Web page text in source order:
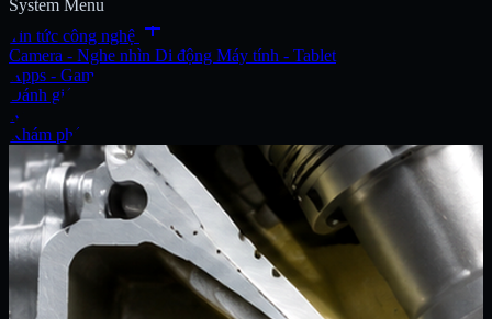
System Menu
Tin tức công nghệ add
Camera - Nghe nhìn Di động Máy tính - Tablet
Apps - Game
Đánh giá
Xe
Khám phá